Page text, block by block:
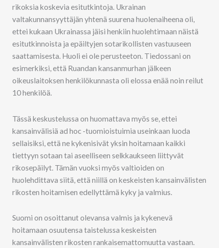
rikoksia koskevia esitutkintoja. Ukrainan
valtakunnansyyttäjän yhtenä suurena huolenaiheena oli,
ettei kukaan Ukrainassa jäisi henkiin huolehtimaan näistä
esitutkinnoista ja epäiltyjen sotarikollisten vastuuseen
saattamisesta. Huoli ei ole perusteeton. Tiedossani on
esimerkiksi, että Ruandan kansanmurhan jälkeen
oikeuslaitoksen henkilökunnasta oli elossa enää noin reilut
10 henkilöä.
Tässä keskustelussa on huomattava myös se, ettei
kansainvälisiä ad hoc -tuomioistuimia useinkaan luoda
sellaisiksi, että ne kykenisivät yksin hoitamaan kaikki
tiettyyn sotaan tai aseelliseen selkkaukseen liittyvät
rikosepäilyt. Tämän vuoksi myös valtioiden on
huolehdittava siitä, että niillä on keskeisten kansainvälisten
rikosten hoitamisen edellyttämä kyky ja valmius.
Suomi on osoittanut olevansa valmis ja kykenevä
hoitamaan osuutensa taistelussa keskeisten
kansainvälisten rikosten rankaisemattomuutta vastaan.